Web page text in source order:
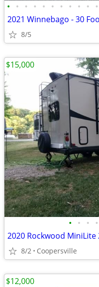
• • • • • • • • • • •
2021 Winnebago - 30
8/5
• • • •
2020 Rockwood MiniLite
8/2 Coopersville
$15,000
$12,000